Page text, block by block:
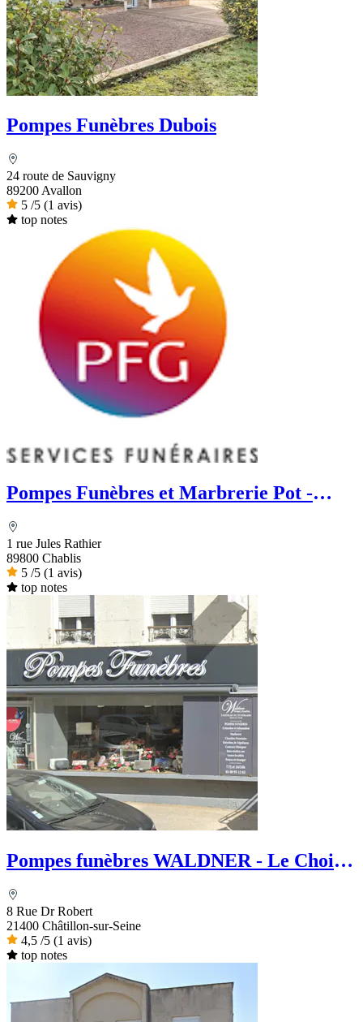
Pompes Funèbres Dubois
24 route de Sauvigny
89200 Avallon
5 /5 (1 avis)
top notes
Pompes Funèbres et Marbrerie Pot -
1 rue Jules Rathier
89800 Chablis
5 /5 (1 avis)
top notes
Pompes funèbres WALDNER - Le Choix
8 Rue Dr Robert
21400 Châtillon-sur-Seine
4,5 /5 (1 avis)
top notes